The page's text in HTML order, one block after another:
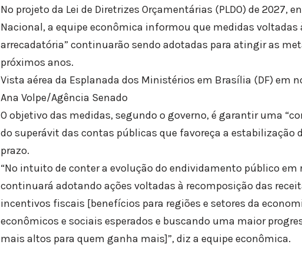
No projeto da Lei de Diretrizes Orçamentárias (PLDO) de 2027,
Nacional, a equipe econômica informou que medidas voltadas
arrecadatória” continuarão sendo adotadas para atingir as
próximos anos.
Vista aérea da Esplanada dos Ministérios em Brasília (DF) em
Ana Volpe/Agência Senado
O objetivo das medidas, segundo o governo, é garantir uma
do superávit das contas públicas que favoreça a estabilização
prazo.
“No intuito de conter a evolução do endividamento público em
continuará adotando ações voltadas à recomposição das
incentivos fiscais [benefícios para regiões e setores da
econômicos e sociais esperados e buscando uma maior
mais altos para quem ganha mais]”, diz a equipe econômica.